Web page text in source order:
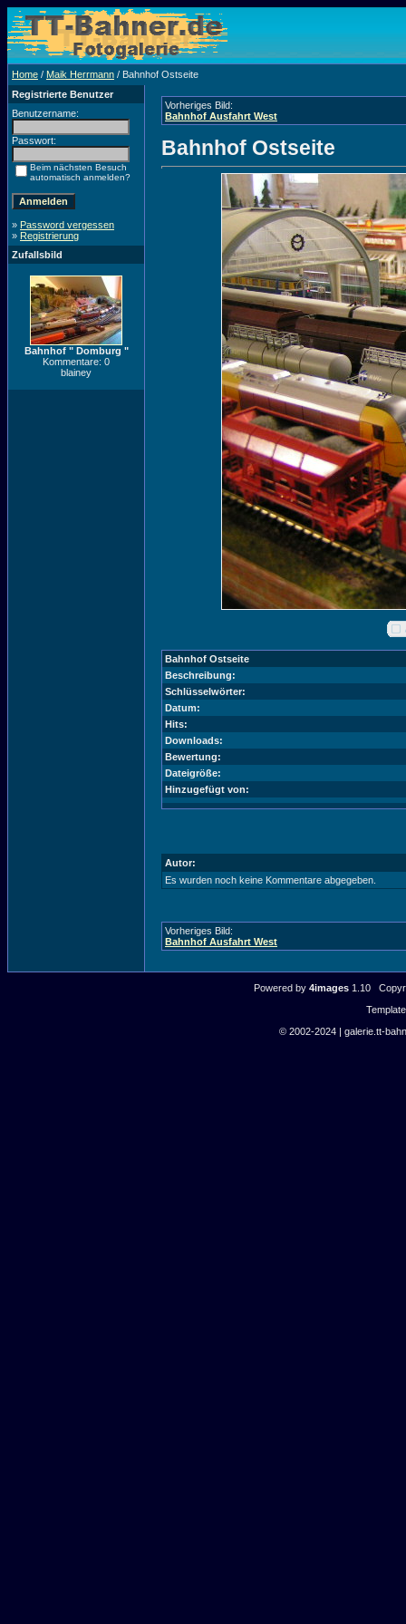
Home / Maik Herrmann / Bahnhof Ostseite
Registrierte Benutzer
Benutzername:
Passwort:
Beim nächsten Besuch
automatisch anmelden?
» Password vergessen
» Registrierung
Zufallsbild
Bahnhof " Domburg "
Kommentare: 0
blainey
Vorheriges Bild:
Bahnhof Ausfahrt West
Bahnhof Ostseite
Bahnhof Ostseite
Beschreibung:
Schlüsselwörter:
Datum:
Hits:
Downloads:
Bewertung:
Dateigröße:
Hinzugefügt von:
Autor:
Es wurden noch keine Kommentare abgegeben.
Vorheriges Bild:
Bahnhof Ausfahrt West
Powered by 4images1.10
© 2002-2024 | galerie.tt-